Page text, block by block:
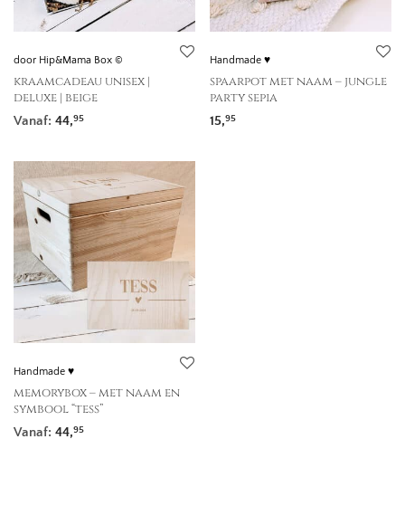
door Hip&Mama Box ©
kraamcadeau unisex |
deluxe | beige
Vanaf: 44,95
Handmade ♥
spaarpot met naam – jungle
party sepia
15,95
Handmade ♥
memorybox – met naam en
symbool “tess”
Vanaf: 44,95